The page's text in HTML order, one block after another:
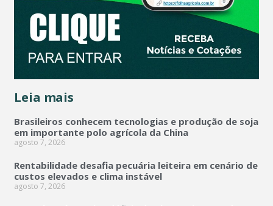
Leia mais
Brasileiros conhecem tecnologias e produção de soja
em importante polo agrícola da China
agosto 7, 2026
Rentabilidade desafia pecuária leiteira em cenário de
custos elevados e clima instável
agosto 7, 2026